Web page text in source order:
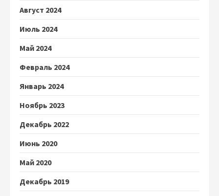
Август 2024
Июль 2024
Май 2024
Февраль 2024
Январь 2024
Ноябрь 2023
Декабрь 2022
Июнь 2020
Май 2020
Декабрь 2019